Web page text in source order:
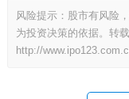
风险提示：股市有风险
为投资决策的依据。转
http://